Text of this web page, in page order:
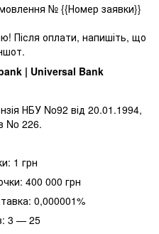
№ {{Номер заявки}}
Після оплати, напишіть, що
| Universal Bank
НБУ No92 від 20.01.1994,
No 226.
1 грн
400 000 грн
0,000001%
3 — 25